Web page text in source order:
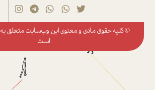
© کلیه حقوق مادی و معنوی این وب‌سایت متعلق به
است